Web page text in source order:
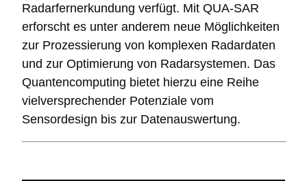
Radarfernerkundung verfügt. Mit QUA-SAR
erforscht es unter anderem neue Möglichkeiten
zur Prozessierung von komplexen Radardaten
und zur Optimierung von Radarsystemen. Das
Quantencomputing bietet hierzu eine Reihe
vielversprechender Potenziale vom
Sensordesign bis zur Datenauswertung.